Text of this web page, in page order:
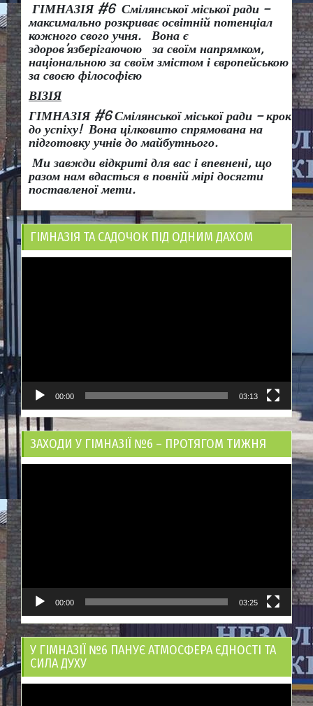
ГІМНАЗІЯ #6 Смілянської міської ради –
максимально розкриває освітній потенціал
кожного свого учня.
Вона є
здоров’язберігаючою за своїм напрямком,
національною за своїм змістом і європейською
за своєю філософією
ВІЗІЯ
ГІМНАЗІЯ #6 Смілянської міської ради – крок
до успіху! Вона цілковито спрямована на
підготовку учнів до майбутнього.
Ми завжди відкриті для вас і впевнені, що
разом нам вдасться в повній мірі досягти
поставленої мети.
ГІМНАЗІЯ ТА САДОЧОК ПІД ОДНИМ ДАХОМ
00:00 03:13
ЗАХОДИ У ГІМНАЗІЇ №6 – ПРОТЯГОМ ТИЖНЯ
00:00 03:25
У ГІМНАЗІЇ №6 ПАНУЄ АТМОСФЕРА ЄДНОСТІ ТА
СИЛА ДУХУ